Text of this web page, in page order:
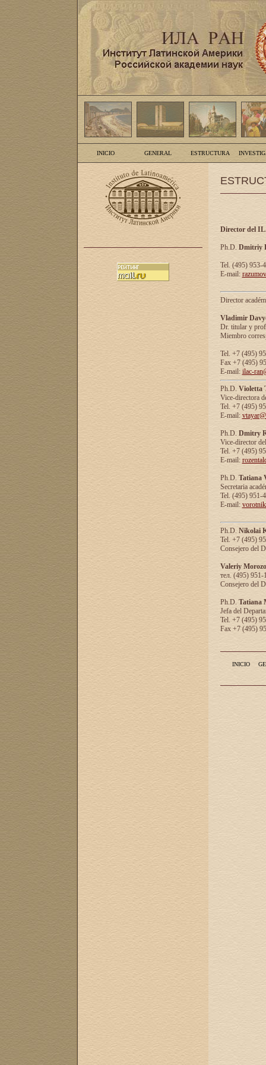
INICIO GENERAL ESTRUCTURA
Director del
Ph.D. Dmitriy
Tel. (495) 953-
E-mail:
Director
Vladimir
Dr. titular y
Miembro
Tel. +7 (495)
Fax +7 (495)
E-mail: ilac-
Ph.D. Violetta
Vice-directora
Tel. +7 (495)
E-mail:
Ph.D. Dmitry
Vice-director
Tel. +7 (495)
E-mail:
Ph.D. Tatiana
Secretaria
Tel. (495) 951-
E-mail:
Ph.D. Nikolai
Tel. +7 (495)
Consejero del
Valeriy
тел. (495) 951-
Consejero del
Ph.D. Tatiana
Jefa del
Tel. +7 (495)
Fax +7 (495)
INICIO